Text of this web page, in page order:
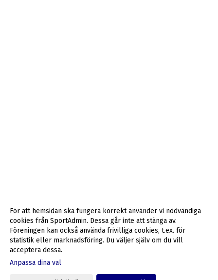
Gå till Webbversion
För att hemsidan ska fungera korrekt använder vi nödvändiga
cookies från SportAdmin. Dessa går inte att stänga av.
Föreningen kan också använda frivilliga cookies, t.ex. för
statistik eller marknadsföring. Du väljer själv om du vill
acceptera dessa.
Anpassa dina val